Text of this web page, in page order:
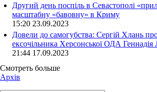
Другий день поспіль в Севастополі
масштабну «бавовну» в Криму
15:20 23.09.2023
Довели до самогубства: Сергій Хлань
ексочільника Херсонської ОДА Геннадія
21:44 17.09.2023
Смотреть больше
Архів